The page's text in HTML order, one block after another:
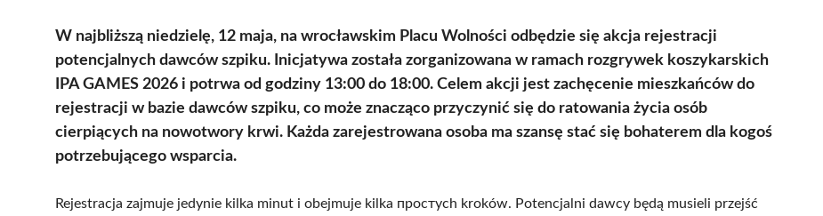
W najbliższą niedzielę, 12 maja, na wrocławskim Placu Wolności odbędzie się akcja rejestracji
potencjalnych dawców szpiku. Inicjatywa została zorganizowana w ramach rozgrywek koszykarskich
IPA GAMES 2026 i potrwa od godziny 13:00 do 18:00. Celem akcji jest zachęcenie mieszkańców do
rejestracji w bazie dawców szpiku, co może znacząco przyczynić się do ratowania życia osób
cierpiących na nowotwory krwi. Każda zarejestrowana osoba ma szansę stać się bohaterem dla kogoś
potrzebującego wsparcia.
Rejestracja zajmuje jedynie kilka minut i obejmuje kilka простych kroków. Potencjalni dawcy będą musieli przejść